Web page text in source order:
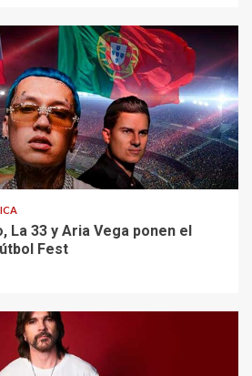
La 33 y Aria Vega ponen el
Fest